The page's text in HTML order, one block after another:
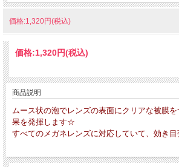
価格:1,320円(税込)
価格:1,320円(税込)
商品説明
ムース状の泡でレンズの表面にクリアな被膜
果を発揮します☆
すべてのメガネレンズに対応していて、効き目